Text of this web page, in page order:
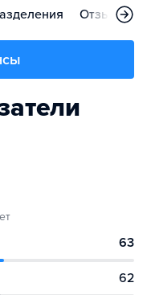
Отзывы
63
62